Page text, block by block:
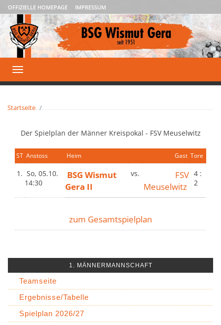
OFFIZIELLE HOMEPAGE IMPRESSUM
Toggle
navigation
Startseite
Der Spielplan der Männer Kreispokal - FSV Meuselwitz
ST Anstoss Heim Gast Tore
1. So, 05.10.
14:30
BSG Wismut
Gera II
vs.
FSV
Meuselwitz
4 :
2
zum Gesamtspielplan
1. MÄNNERMANNSCHAFT
Teamseite
Ergebnisse/Tabelle
Spielplan 2026/27